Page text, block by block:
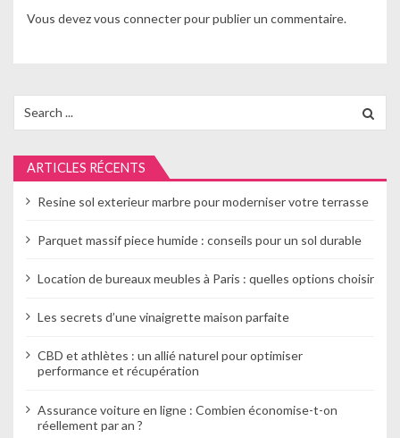
a
i
o
n
d
’
a
r
i
Vous devezvous connecterpour publier un commentaire.
for:
ARTICLES RÉCENTS
Resine sol exterieur marbre pour moderniser votre terrasse
Parquet massif piece humide : conseils pour un sol durable
Location de bureaux meubles à Paris : quelles options choisir
Les secrets d’une vinaigrette maison parfaite
CBD et athlètes : un allié naturel pour optimiser
performance et récupération
Assurance voiture en ligne : Combien économise-t-on
réellement par an ?